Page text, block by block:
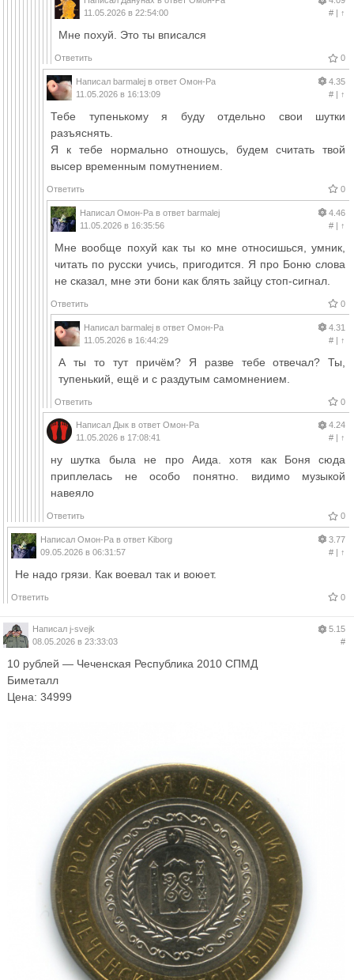
11.05.2026 в 22:54:00
#| ↑
Мне похуй. Это ты вписался
Ответить 0
Написал barmalej в ответ Омон-Ра
11.05.2026 в 16:13:09
4.35
#| ↑
Тебе тупенькому я буду отдельно свои шутки
разъяснять.
Я к тебе нормально отношусь, будем считать твой
высер временным помутнением.
Ответить 0
Написал Омон-Ра в ответ barmalej
11.05.2026 в 16:35:56
4.46
#| ↑
Мне вообще похуй как ты ко мне относишься, умник,
читать по русски учись, пригодится. Я про Боню слова
не сказал, мне эти бони как блять зайцу стоп-сигнал.
Ответить 0
Написал barmalej в ответ Омон-Ра
11.05.2026 в 16:44:29
4.31
#| ↑
А ты то тут причём? Я разве тебе отвечал? Ты,
тупенький, ещё и с раздутым самомнением.
Ответить 0
Написал Дык в ответ Омон-Ра
11.05.2026 в 17:08:41
4.24
#| ↑
ну шутка была не про Аида. хотя как Боня сюда
приплелась не особо понятно. видимо музыкой
навеяло
Ответить 0
Написал Омон-Ра в ответ Kiborg
09.05.2026 в 06:31:57
3.77
#| ↑
Не надо грязи. Как воевал так и воюет.
Ответить 0
Написал j-svejk
08.05.2026 в 23:33:03
5.15
#
10 рублей — Чеченская Республика 2010 СПМД
Биметалл
Цена: 34999